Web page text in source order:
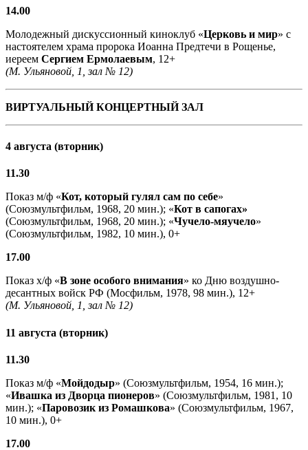
14.00
Молодежный дискуссионный киноклуб «Церковь и мир» с
настоятелем храма пророка Иоанна Предтечи в Рощенье,
иереем Сергием Ермолаевым, 12+
(М. Ульяновой, 1, зал № 12)
ВИРТУАЛЬНЫЙ КОНЦЕРТНЫЙ ЗАЛ
4 августа (вторник)
11.30
Показ м/ф «Кот, который гулял сам по себе»
(Союзмультфильм, 1968, 20 мин.); «Кот в сапогах»
(Союзмультфильм, 1968, 20 мин.); «Чучело-мяучело»
(Союзмультфильм, 1982, 10 мин.), 0+
17.00
Показ х/ф «В зоне особого внимания» ко Дню воздушно-
десантных войск РФ (Мосфильм, 1978, 98 мин.), 12+
(М. Ульяновой, 1, зал № 12)
11 августа (вторник)
11.30
Показ м/ф «Мойдодыр» (Союзмультфильм, 1954, 16 мин.);
«Ивашка из Дворца пионеров» (Союзмультфильм, 1981, 10
мин.); «Паровозик из Ромашкова» (Союзмультфильм, 1967,
10 мин.), 0+
17.00